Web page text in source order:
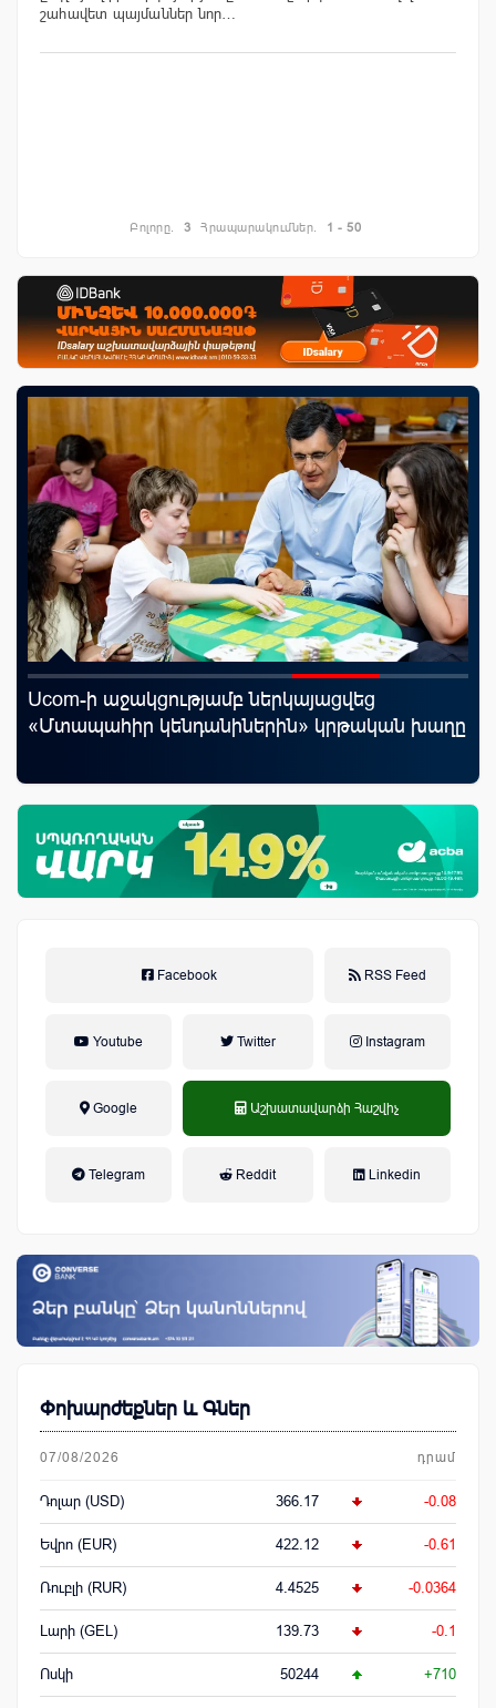
շահավետ պայմաններ նոր…
Բոլորը. 3 Հրապարակումներ. 1 - 50
Ucom-ի աջակցությամբ ներկայացվեց
«Մտապահիր կենդանիներին» կրթական խաղը
Facebook RSS Feed
Youtube Twitter Instagram
Google Աշխատավարձի Հաշվիչ
Telegram Reddit Linkedin
Փոխարժեքներ և Գներ
07/08/2026 դրամ
Դոլար (USD) 366.17 -0.08
Եվրո (EUR) 422.12 -0.61
Ռուբլի (RUR) 4.4525 -0.0364
Լարի (GEL) 139.73 -0.1
Ոսկի 50244 +710